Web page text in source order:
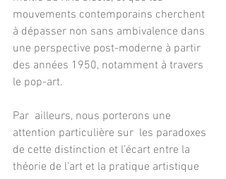
mouvements contemporains cherchent
à dépasser non sans ambivalence dans
une perspective post-moderne à partir
des années 1950, notamment à travers
le pop-art.
Par  ailleurs, nous porterons une
attention particulière sur  les paradoxes
de cette distinction et l’écart entre la
théorie de l’art et la pratique artistique